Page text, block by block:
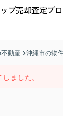
ップ売却査定ブ
動産 沖縄市の物
ました。